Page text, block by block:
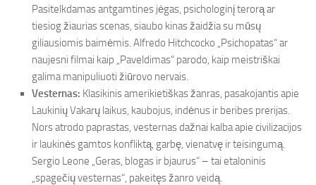
Pasitelkdamas antgamtines jėgas, psichologinį terorą ar
tiesiog žiaurias scenas, siaubo kinas žaidžia su mūsų
giliausiomis baimėmis. Alfredo Hitchcocko „Psichopatas“ ar
naujesni filmai kaip „Paveldimas“ parodo, kaip meistriškai
galima manipuliuoti žiūrovo nervais.
Vesternas: Klasikinis amerikietiškas žanras, pasakojantis apie
Laukinių Vakarų laikus, kaubojus, indėnus ir beribes prerijas.
Nors atrodo paprastas, vesternas dažnai kalba apie civilizacijos
ir laukinės gamtos konfliktą, garbę, vienatvę ir teisingumą.
Sergio Leone „Geras, blogas ir bjaurus“ – tai etaloninis
„spagečių vesternas“, pakeitęs žanro veidą.